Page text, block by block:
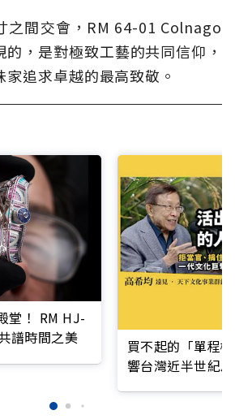
之間交會，RM 64-01 Colnago
，是對極致工藝的共同信仰，
追求卓越的最高致敬。
HJ-
譜時間之美
買不起的「單程
響台灣近半世紀